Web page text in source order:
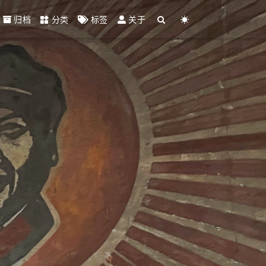
归档 分类 标签 关于